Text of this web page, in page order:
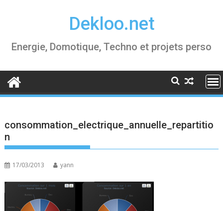
Dekloo.net
Energie, Domotique, Techno et projets perso
consommation_electrique_annuelle_repartitio
n
17/03/2013 yann